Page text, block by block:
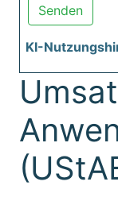
Senden
KI-